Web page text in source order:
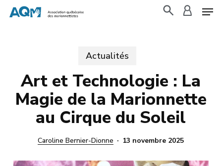
Skip
Actualités
Art et Technologie : La
Magie de la Marionnette
au Cirque du Soleil
Caroline Bernier-Dionne 13 novembre 2025